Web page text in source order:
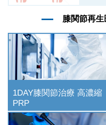
膝関節再
1DAY膝関節治療 高濃縮
PRP